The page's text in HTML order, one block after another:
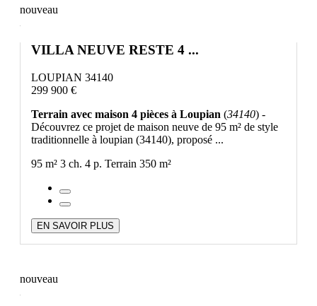
nouveau
VILLA NEUVE RESTE 4 ...
LOUPIAN 34140
299 900 €
Terrain avec maison 4 pièces à Loupian (34140) -
Découvrez ce projet de maison neuve de 95 m² de style
traditionnelle à loupian (34140), proposé ...
95 m² 3 ch. 4 p. Terrain 350 m²
EN SAVOIR PLUS
nouveau